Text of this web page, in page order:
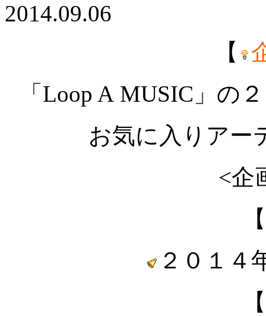
2014.09.06
【
「Loop A MUSIC」の
お気に入りアー
<企
【
２０１４
【